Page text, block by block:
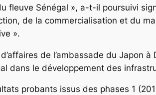
fleuve Sénégal », a-t-il poursuivi
de la commercialisation et du
».
de l’ambassade du Japon
dans le développement des
probants issus des phases 1